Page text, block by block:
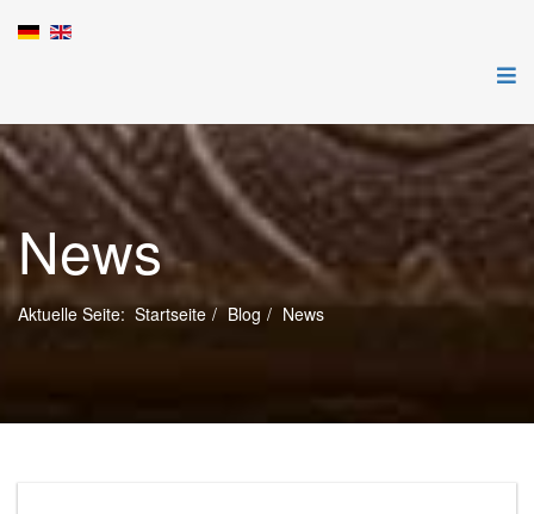
News
Aktuelle Seite: Startseite Blog News